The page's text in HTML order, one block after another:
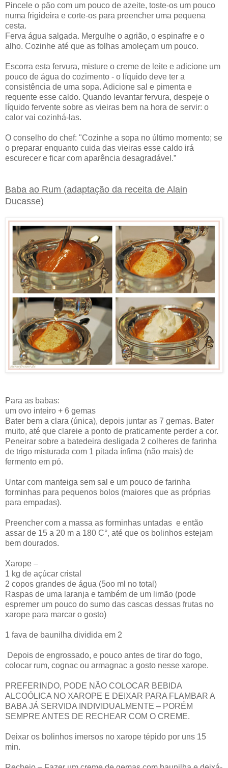
Pincele o pão com um pouco de azeite, toste-os um pouco
numa frigideira e corte-os para preencher uma pequena
cesta.
Ferva água salgada. Mergulhe o agrião, o espinafre e o
alho. Cozinhe até que as folhas amoleçam um pouco.
Escorra esta fervura, misture o creme de leite e adicione um
pouco de água do cozimento - o líquido deve ter a
consistência de uma sopa. Adicione sal e pimenta e
requente esse caldo. Quando levantar fervura, despeje o
líquido fervente sobre as vieiras bem na hora de servir: o
calor vai cozinhá-las.
O conselho do chef: "Cozinhe a sopa no último momento; se
o preparar enquanto cuida das vieiras esse caldo irá
escurecer e ficar com aparência desagradável.”
Baba ao Rum (adaptação da receita de Alain
Ducasse)
Para as babas:
um ovo inteiro + 6 gemas
Bater bem a clara (única), depois juntar as 7 gemas. Bater
muito, até que clareie a ponto de praticamente perder a cor.
Peneirar sobre a batedeira desligada 2 colheres de farinha
de trigo misturada com 1 pitada ínfima (não mais) de
fermento em pó.
Untar com manteiga sem sal e um pouco de farinha
forminhas para pequenos bolos (maiores que as próprias
para empadas).
Preencher com a massa as forminhas untadas e então
assar de 15 a 20 m a 180 C°, até que os bolinhos estejam
bem dourados.
Xarope –
1 kg de açúcar cristal
2 copos grandes de água (5oo ml no total)
Raspas de uma laranja e também de um limão (pode
espremer um pouco do sumo das cascas dessas frutas no
xarope para marcar o gosto)
1 fava de baunilha dividida em 2
Depois de engrossado, e pouco antes de tirar do fogo,
colocar rum, cognac ou armagnac a gosto nesse xarope.
PREFERINDO, PODE NÃO COLOCAR BEBIDA
ALCOÓLICA NO XAROPE E DEIXAR PARA FLAMBAR A
BABA JÁ SERVIDA INDIVIDUALMENTE – PORÉM
SEMPRE ANTES DE RECHEAR COM O CREME.
Deixar os bolinhos imersos no xarope tépido por uns 15
min.